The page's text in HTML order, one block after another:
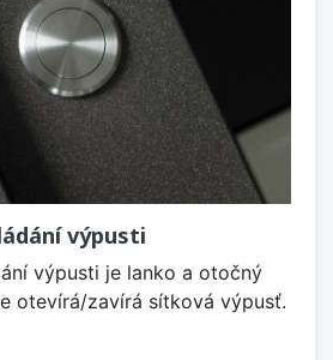
výpusti
výpusti je lanko a otočný
otevírá/zavírá sítková výpusť.